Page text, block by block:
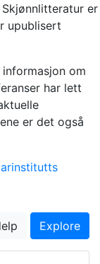
er
upublisert
om
har lett
er det også
Explore